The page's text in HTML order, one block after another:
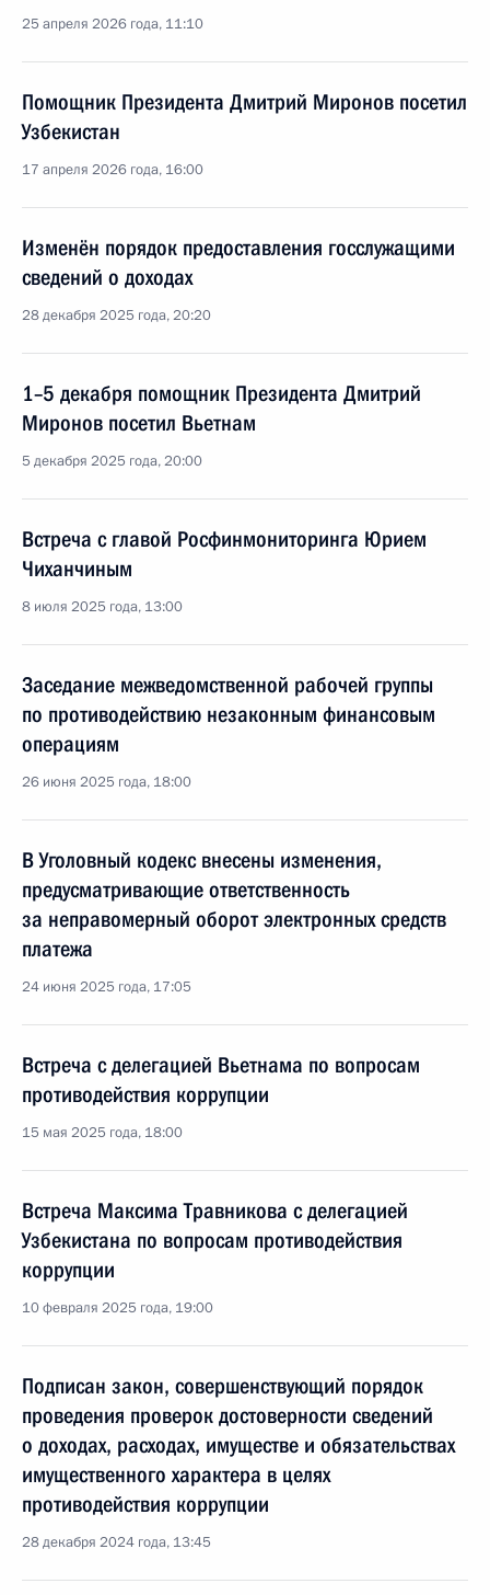
25 апреля 2026 года, 11:10
Помощник Президента Дмитрий Миронов посетил
Узбекистан
17 апреля 2026 года, 16:00
Изменён порядок предоставления госслужащими
сведений о доходах
28 декабря 2025 года, 20:20
1–5 декабря помощник Президента Дмитрий
Миронов посетил Вьетнам
5 декабря 2025 года, 20:00
Встреча с главой Росфинмониторинга Юрием
Чиханчиным
8 июля 2025 года, 13:00
Заседание межведомственной рабочей группы
по противодействию незаконным финансовым
операциям
26 июня 2025 года, 18:00
В Уголовный кодекс внесены изменения,
предусматривающие ответственность
за неправомерный оборот электронных средств
платежа
24 июня 2025 года, 17:05
Встреча с делегацией Вьетнама по вопросам
противодействия коррупции
15 мая 2025 года, 18:00
Встреча Максима Травникова с делегацией
Узбекистана по вопросам противодействия
коррупции
10 февраля 2025 года, 19:00
Подписан закон, совершенствующий порядок
проведения проверок достоверности сведений
о доходах, расходах, имуществе и обязательствах
имущественного характера в целях
противодействия коррупции
28 декабря 2024 года, 13:45